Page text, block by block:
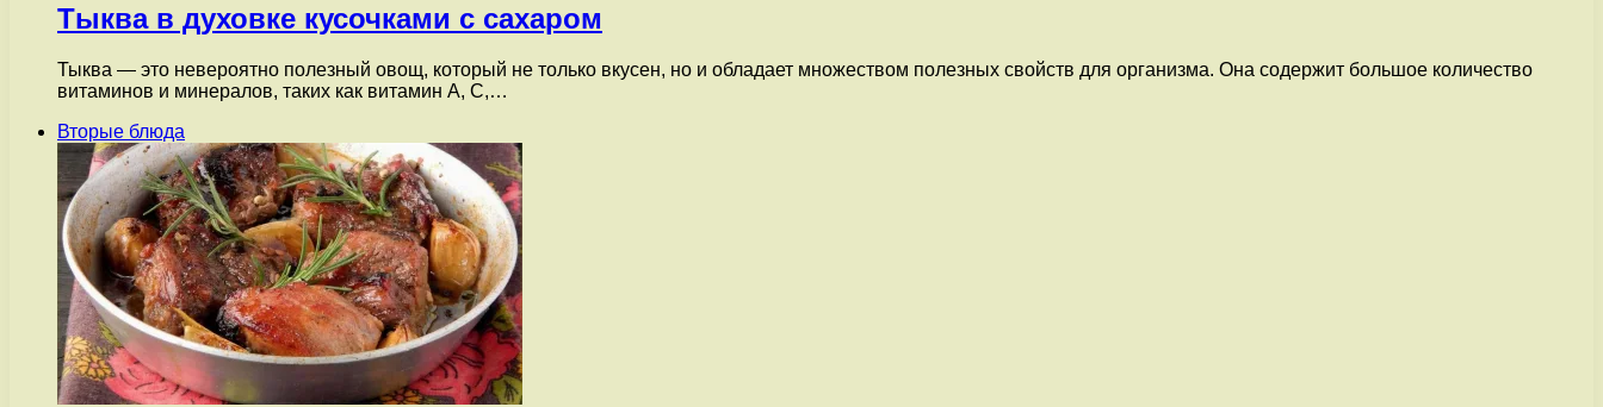
Тыква в духовке кусочками с сахаром
Тыква — это невероятно полезный овощ, который не только вкусен, но и обладает множеством полезных свойств для организма. Она содержит большое количество
витаминов и минералов, таких как витамин А, С,…
Вторые блюда